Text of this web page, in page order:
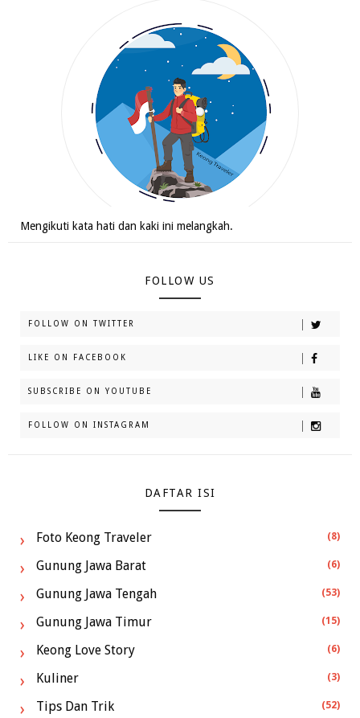
Mengikuti kata hati dan kaki ini melangkah.
FOLLOW US
FOLLOW ON TWITTER
LIKE ON FACEBOOK
SUBSCRIBE ON YOUTUBE
FOLLOW ON INSTAGRAM
DAFTAR ISI
Foto Keong Traveler (8)
Gunung Jawa Barat (6)
Gunung Jawa Tengah (53)
Gunung Jawa Timur (15)
Keong Love Story (6)
Kuliner (3)
Tips Dan Trik (52)